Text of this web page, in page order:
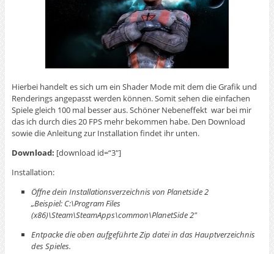
Hierbei handelt es sich um ein Shader Mode mit dem die Grafik und
Renderings angepasst werden können. Somit sehen die einfachen
Spiele gleich 100 mal besser aus. Schöner Nebeneffekt war bei mir
das ich durch dies 20 FPS mehr bekommen habe. Den Download
sowie die Anleitung zur Installation findet ihr unten.
Download: [download id=“3″]
Installation:
Öffne dein Installationsverzeichnis von Planetside 2
„Beispiel: C:\Program Files
(x86)\Steam\SteamApps\common\PlanetSide 2″
Entpacke die oben aufgeführte Zip datei in das Hauptverzeichnis
des Spieles.